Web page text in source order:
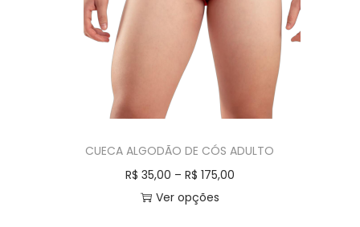
CUECA ALGODÃO DE CÓS ADULTO
R$ 35,00 – R$ 175,00
Ver opções